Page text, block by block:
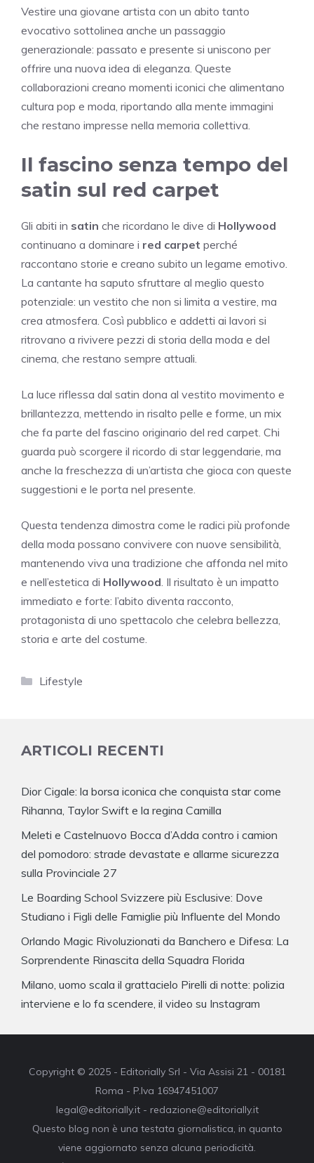
Vestire una giovane artista con un abito tanto
evocativo sottolinea anche un passaggio
generazionale: passato e presente si uniscono per
offrire una nuova idea di eleganza. Queste
collaborazioni creano momenti iconici che alimentano
cultura pop e moda, riportando alla mente immagini
che restano impresse nella memoria collettiva.
Il fascino senza tempo del
satin sul red carpet
Gli abiti in satin che ricordano le dive di Hollywood
continuano a dominare i red carpet perché
raccontano storie e creano subito un legame emotivo.
La cantante ha saputo sfruttare al meglio questo
potenziale: un vestito che non si limita a vestire, ma
crea atmosfera. Così pubblico e addetti ai lavori si
ritrovano a rivivere pezzi di storia della moda e del
cinema, che restano sempre attuali.
La luce riflessa dal satin dona al vestito movimento e
brillantezza, mettendo in risalto pelle e forme, un mix
che fa parte del fascino originario del red carpet. Chi
guarda può scorgere il ricordo di star leggendarie, ma
anche la freschezza di un’artista che gioca con queste
suggestioni e le porta nel presente.
Questa tendenza dimostra come le radici più profonde
della moda possano convivere con nuove sensibilità,
mantenendo viva una tradizione che affonda nel mito
e nell’estetica di Hollywood . Il risultato è un impatto
immediato e forte: l’abito diventa racconto,
protagonista di uno spettacolo che celebra bellezza,
storia e arte del costume.
Categorie
Lifestyle
ARTICOLI RECENTI
Dior Cigale: la borsa iconica che conquista star come
Rihanna, Taylor Swift e la regina Camilla
Meleti e Castelnuovo Bocca d’Adda contro i camion
del pomodoro: strade devastate e allarme sicurezza
sulla Provinciale 27
Le Boarding School Svizzere più Esclusive: Dove
Studiano i Figli delle Famiglie più Influente del Mondo
Orlando Magic Rivoluzionati da Banchero e Difesa: La
Sorprendente Rinascita della Squadra Florida
Milano, uomo scala il grattacielo Pirelli di notte: polizia
interviene e lo fa scendere, il video su Instagram
Copyright © 2025 - Editorially Srl - Via Assisi 21 - 00181
Roma - P.Iva 16947451007
legal@editorially.it - redazione@editorially.it
Questo blog non è una testata giornalistica, in quanto
viene aggiornato senza alcuna periodicità.